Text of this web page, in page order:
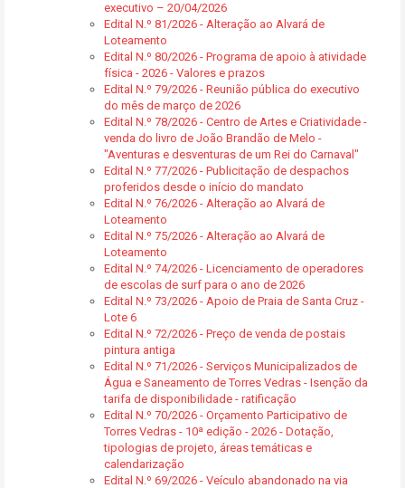
executivo – 20/04/2026
Edital N.º 81/2026 - Alteração ao Alvará de
Loteamento
Edital N.º 80/2026 - Programa de apoio à atividade
física - 2026 - Valores e prazos
Edital N.º 79/2026 - Reunião pública do executivo
do mês de março de 2026
Edital N.º 78/2026 - Centro de Artes e Criatividade -
venda do livro de João Brandão de Melo -
"Aventuras e desventuras de um Rei do Carnaval"
Edital N.º 77/2026 - Publicitação de despachos
proferidos desde o início do mandato
Edital N.º 76/2026 - Alteração ao Alvará de
Loteamento
Edital N.º 75/2026 - Alteração ao Alvará de
Loteamento
Edital N.º 74/2026 - Licenciamento de operadores
de escolas de surf para o ano de 2026
Edital N.º 73/2026 - Apoio de Praia de Santa Cruz -
Lote 6
Edital N.º 72/2026 - Preço de venda de postais
pintura antiga
Edital N.º 71/2026 - Serviços Municipalizados de
Água e Saneamento de Torres Vedras - Isenção da
tarifa de disponibilidade - ratificação
Edital N.º 70/2026 - Orçamento Participativo de
Torres Vedras - 10ª edição - 2026 - Dotação,
tipologias de projeto, áreas temáticas e
calendarização
Edital N.º 69/2026 - Veículo abandonado na via